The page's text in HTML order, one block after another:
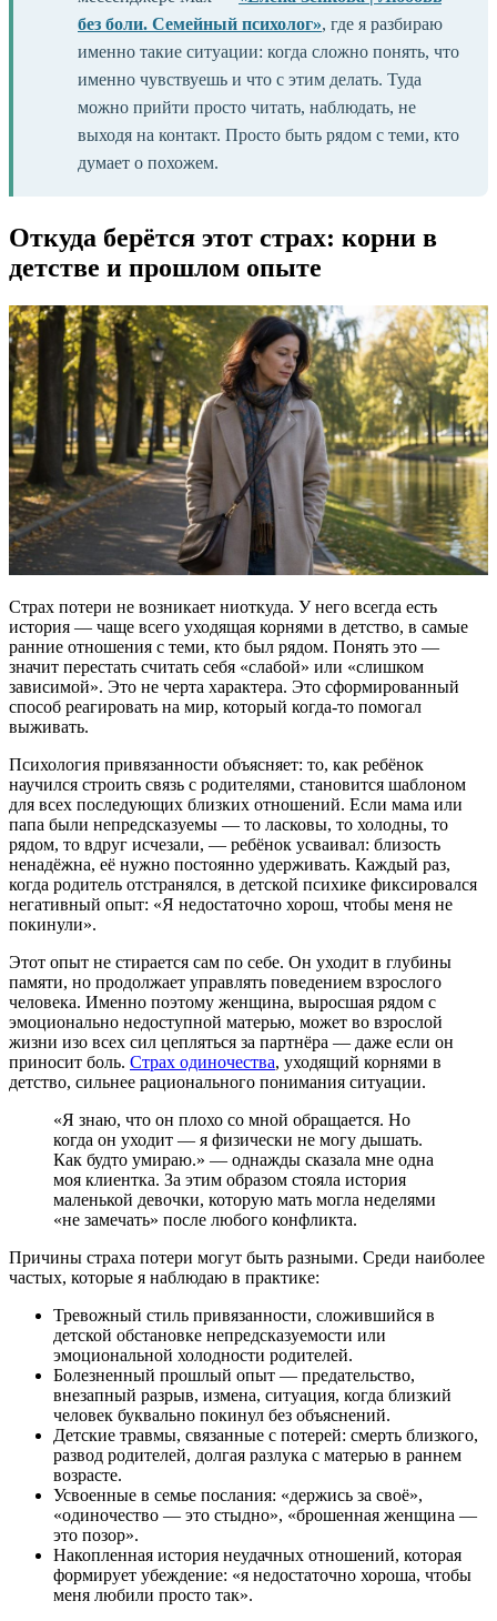
без боли. Семейный психолог», где я разбираю
именно такие ситуации: когда сложно понять, что
именно чувствуешь и что с этим делать. Туда
можно прийти просто читать, наблюдать, не
выходя на контакт. Просто быть рядом с теми, кто
думает о похожем.
Откуда берётся этот страх: корни в
детстве и прошлом опыте
Страх потери не возникает ниоткуда. У него всегда есть
история — чаще всего уходящая корнями в детство, в самые
ранние отношения с теми, кто был рядом. Понять это —
значит перестать считать себя «слабой» или «слишком
зависимой». Это не черта характера. Это сформированный
способ реагировать на мир, который когда-то помогал
выживать.
Психология привязанности объясняет: то, как ребёнок
научился строить связь с родителями, становится шаблоном
для всех последующих близких отношений. Если мама или
папа были непредсказуемы — то ласковы, то холодны, то
рядом, то вдруг исчезали, — ребёнок усваивал: близость
ненадёжна, её нужно постоянно удерживать. Каждый раз,
когда родитель отстранялся, в детской психике фиксировался
негативный опыт: «Я недостаточно хорош, чтобы меня не
покинули».
Этот опыт не стирается сам по себе. Он уходит в глубины
памяти, но продолжает управлять поведением взрослого
человека. Именно поэтому женщина, выросшая рядом с
эмоционально недоступной матерью, может во взрослой
жизни изо всех сил цепляться за партнёра — даже если он
приносит боль. Страх одиночества, уходящий корнями в
детство, сильнее рационального понимания ситуации.
«Я знаю, что он плохо со мной обращается. Но
когда он уходит — я физически не могу дышать.
Как будто умираю.» — однажды сказала мне одна
моя клиентка. За этим образом стояла история
маленькой девочки, которую мать могла неделями
«не замечать» после любого конфликта.
Причины страха потери могут быть разными. Среди наиболее
частых, которые я наблюдаю в практике:
Тревожный стиль привязанности, сложившийся в
детской обстановке непредсказуемости или
эмоциональной холодности родителей.
Болезненный прошлый опыт — предательство,
внезапный разрыв, измена, ситуация, когда близкий
человек буквально покинул без объяснений.
Детские травмы, связанные с потерей: смерть близкого,
развод родителей, долгая разлука с матерью в раннем
возрасте.
Усвоенные в семье послания: «держись за своё»,
«одиночество — это стыдно», «брошенная женщина —
это позор».
Накопленная история неудачных отношений, которая
формирует убеждение: «я недостаточно хороша, чтобы
меня любили просто так».